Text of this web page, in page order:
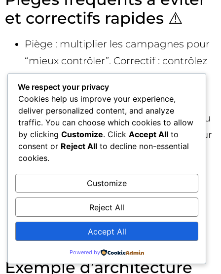
et correctifs rapides ⚠️
Piège : multiplier les campagnes pour
“mieux contrôler”. Correctif : contrôlez
par objectifs et filtres, pas par
saucissonnage. Consolidez.
Piège : juger toutes les campagnes au
dernier clic. Correctif : évaluez la valeur
assistée et le parcours multi-touch
Piège : laisser PMax tout faire “parce
que ça marche”. Correctif : excluez la
marque, fixez l’objectif “nouveaux
clients”, segmentez les produits.
Exemple d’architecture
We respect your privacy
Cookies help us improve your experience,
deliver personalized content, and analyze
traffic. You can choose which cookies to allow
by clicking Customize. Click Accept All to
consent or Reject All to decline non-essential
cookies.
Customize
Reject All
Accept All
Powered by